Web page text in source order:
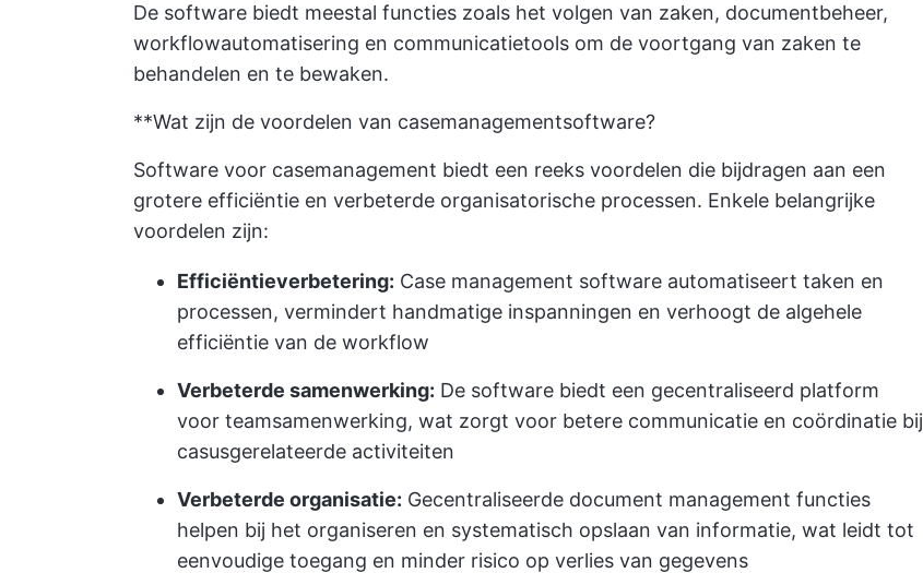
De software biedt meestal functies zoals het volgen van zaken, documentbeheer,
workflowautomatisering en communicatietools om de voortgang van zaken te
behandelen en te bewaken.
**Wat zijn de voordelen van casemanagementsoftware?
Software voor casemanagement biedt een reeks voordelen die bijdragen aan een
grotere efficiëntie en verbeterde organisatorische processen. Enkele belangrijke
voordelen zijn:
Efficiëntieverbetering: Case management software automatiseert taken en
processen, vermindert handmatige inspanningen en verhoogt de algehele
efficiëntie van de workflow
Verbeterde samenwerking: De software biedt een gecentraliseerd platform
voor teamsamenwerking, wat zorgt voor betere communicatie en coördinatie bij
casusgerelateerde activiteiten
Verbeterde organisatie: Gecentraliseerde document management functies
helpen bij het organiseren en systematisch opslaan van informatie, wat leidt tot
eenvoudige toegang en minder risico op verlies van gegevens